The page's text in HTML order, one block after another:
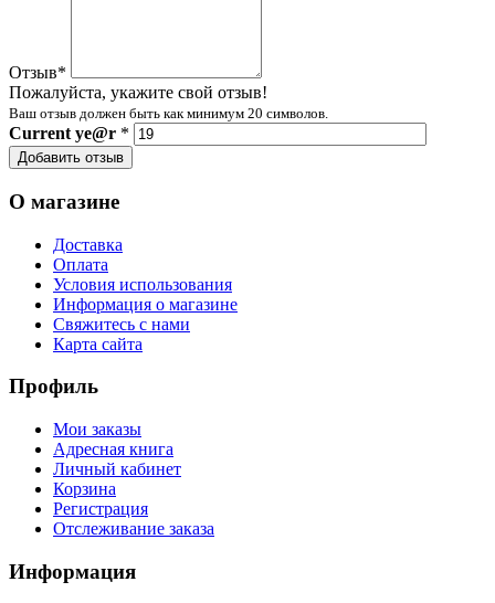
Отзыв*
Пожалуйста, укажите свой отзыв!
Ваш отзыв должен быть как минимум 20 символов.
Current ye@r *
Добавить отзыв
О магазине
Доставка
Оплата
Условия использования
Информация о магазине
Свяжитесь с нами
Карта сайта
Профиль
Мои заказы
Адресная книга
Личный кабинет
Корзина
Регистрация
Отслеживание заказа
Информация